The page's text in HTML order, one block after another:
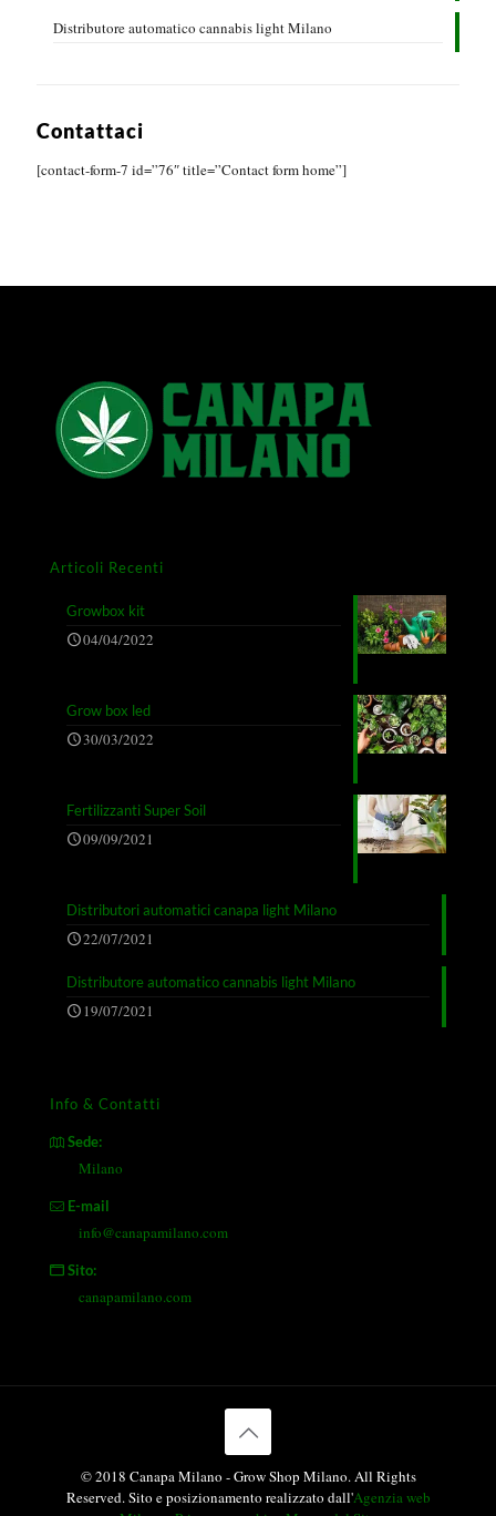
Distributore automatico cannabis light Milano
Contattaci
[contact-form-7 id=”76″ title=”Contact form home”]
Articoli Recenti
Growbox kit
04/04/2022
Grow box led
30/03/2022
Fertilizzanti Super Soil
09/09/2021
Distributori automatici canapa light Milano
22/07/2021
Distributore automatico cannabis light Milano
19/07/2021
Info & Contatti
Sede:
Milano
E-mail
info@canapamilano.com
Sito:
canapamilano.com
© 2018 Canapa Milano - Grow Shop Milano. All Rights
Reserved. Sito e posizionamento realizzato dall'Agenzia web